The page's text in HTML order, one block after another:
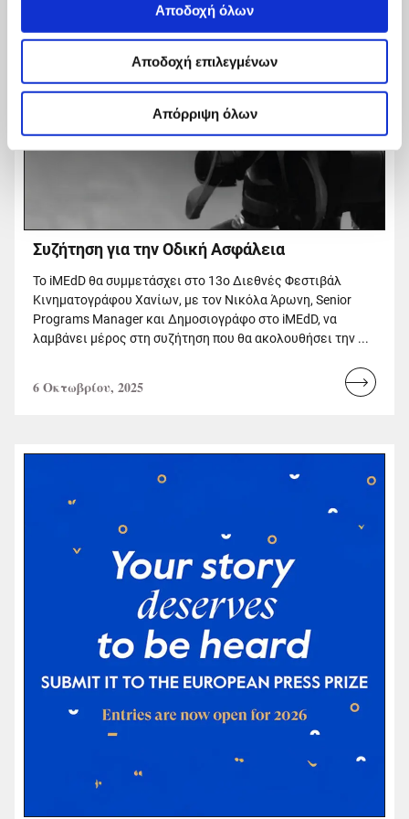
Αποδοχή όλων
Αποδοχή επιλεγμένων
Απόρριψη όλων
Συζήτηση για την Οδική Ασφάλεια
Το iMEdD θα συμμετάσχει στο 13ο Διεθνές Φεστιβάλ
Κινηματογράφου Χανίων, με τον Νικόλα Άρωνη, Senior
Programs Manager και Δημοσιογράφο στο iMEdD, να
λαμβάνει μέρος στη συζήτηση που θα ακολουθήσει την ...
6 Οκτωβρίου, 2025
Read